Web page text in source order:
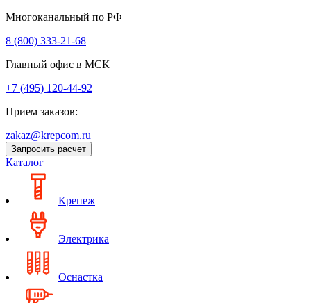
Многоканальный по РФ
8 (800) 333‑21-68
Главный офис в МСК
+7 (495) 120-44-92
Прием заказов:
zakaz@krepcom.ru
Запросить расчет
Каталог
Крепеж
Электрика
Оснастка